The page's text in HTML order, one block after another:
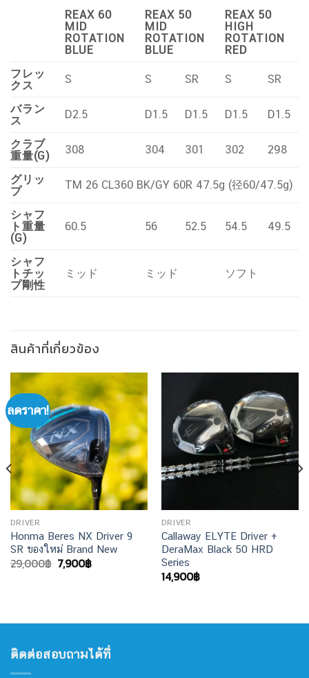
REAX 60
MID
ROTATION
BLUE
REAX 50
MID
ROTATION
BLUE
REAX 50
HIGH
ROTATION
RED
フレッ
クス
S S SR S SR
バラン
ス
D2.5 D1.5 D1.5 D1.5 D1.5
クラブ
重量(G)
308 304 301 302 298
グリッ
プ
TM 26 CL360 BK/GY 60R 47.5g (径60/47.5g)
シャフ
ト重量
(G)
60.5 56 52.5 54.5 49.5
シャフ
トチッ
プ剛性
ミッド ミッド ソフト
สินค้าที่เกี่ยวข้อง
ลดราคา!
DRIVER
Honma Beres NX Driver 9
SR ของใหม่ Brand New
29,000฿ Original
price
7,900฿Current
DRIVER
Callaway ELYTE Driver +
DeraMax Black 50 HRD
Series
14,900฿
ติดต่อสอบถามได้ที่